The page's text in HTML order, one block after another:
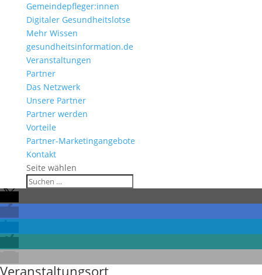
Gemeindepfleger:innen
Digitaler Gesundheitslotse
Mehr Wissen
gesundheitsinformation.de
Veranstaltungen
Partner
Das Netzwerk
Unsere Partner
Partner werden
Vorteile
Partner-Marketingangebote
Kontakt
Seite wählen
Veranstaltungsort